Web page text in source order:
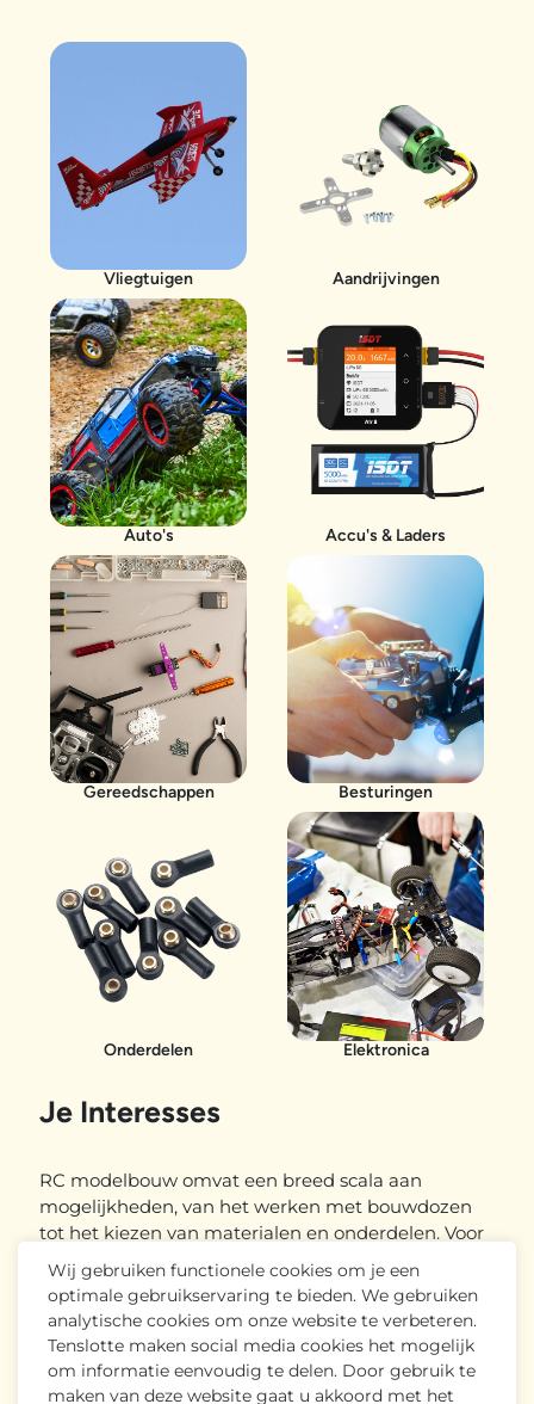
Wij gebruiken functionele cookies om je een
optimale gebruikservaring te bieden. We gebruiken
analytische cookies om onze website te verbeteren.
Tenslotte maken social media cookies het mogelijk
om informatie eenvoudig te delen. Door gebruik te
maken van deze website gaat u akkoord met het
Vliegtuigen Aandrijvingen
Auto's Accu's & Laders
Gereedschappen Besturingen
Onderdelen Elektronica
Je Interesses
RC modelbouw omvat een breed scala aan
mogelijkheden, van het werken met bouwdozen
tot het kiezen van materialen en onderdelen. Voor
sommigen zijn kant-en-klare modellen handiger,
vooral voor wie beperkte tijd heeft. Het bouwproces
zelf biedt dan ook ruimte voor vaardigheden en
creativiteit. Hier doe je niet alleen technische
kennis op, maar scherp je ook je
probleemoplossend- en doorzettingsvermogen